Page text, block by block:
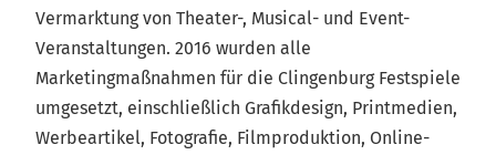
Vermarktung von Theater-, Musical- und Event-
Veranstaltungen. 2016 wurden alle
Marketingmaßnahmen für die Clingenburg Festspiele
umgesetzt, einschließlich Grafikdesign, Printmedien,
Werbeartikel, Fotografie, Filmproduktion, Online-